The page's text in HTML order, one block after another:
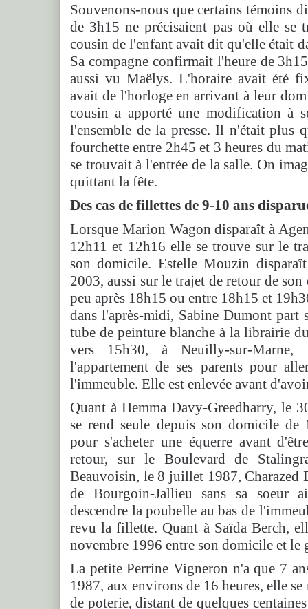
Souvenons-nous que certains témoins
de 3h15 ne précisaient pas où elle se
cousin de l'enfant avait dit qu'elle était
Sa compagne confirmait l'heure de
aussi vu Maëlys. L'horaire avait été
avait de l'horloge en arrivant à leur
cousin a apporté une modification à
l'ensemble de la presse. Il n'était plus
fourchette entre 2h45 et 3 heures du
se trouvait à l'entrée de la salle. On
quittant la fête.
Des cas de fillettes de 9-10 ans
Lorsque Marion Wagon disparaît à
12h11 et 12h16 elle se trouve sur le
son domicile. Estelle Mouzin
2003, aussi sur le trajet de retour de
peu après 18h15 ou entre 18h15 et
dans l'après-midi, Sabine Dumont part
tube de peinture blanche à la librairie
vers 15h30, à Neuilly-sur-
l'appartement de ses parents pour
l'immeuble. Elle est enlevée avant
Quant à Hemma Davy-Greedharry, le
se rend seule depuis son domicile
pour s'acheter une équerre avant
retour, sur le Boulevard de
Beauvoisin, le 8 juillet 1987, Charazed
de Bourgoin-Jallieu sans sa soeur
descendre la poubelle au bas de
revu la fillette. Quant à Saïda Berch,
novembre 1996 entre son domicile et le
La petite Perrine Vigneron n'a que 7
1987, aux environs de 16 heures, elle
de poterie, distant de quelques